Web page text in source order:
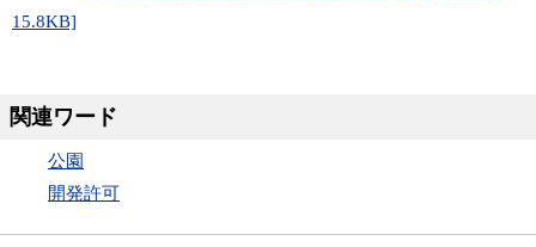
15.8KB]
関連ワード
公園
開発許可